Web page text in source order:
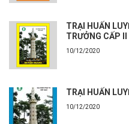
TRẠI HUẤN
TRƯỞNG CẤP II
10/12/2020
TRẠI HUẤN
10/12/2020